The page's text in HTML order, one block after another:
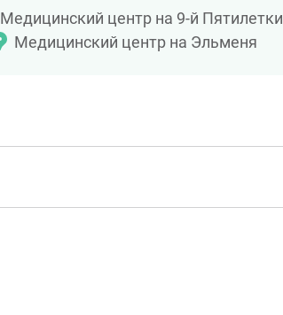
Медицинский центр на 9-й Пятилетки
Медицинский центр на Эльменя